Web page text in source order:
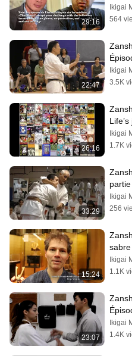
29:16
de
Ikigai
564
22:47
main
Ikigai
3.5K
26:16
vie)»
Ikigai
1.7K
33:29
partie
Ikigai
256
15:24
Ikigai
1.1K
23:07
Ikigai
1.4K